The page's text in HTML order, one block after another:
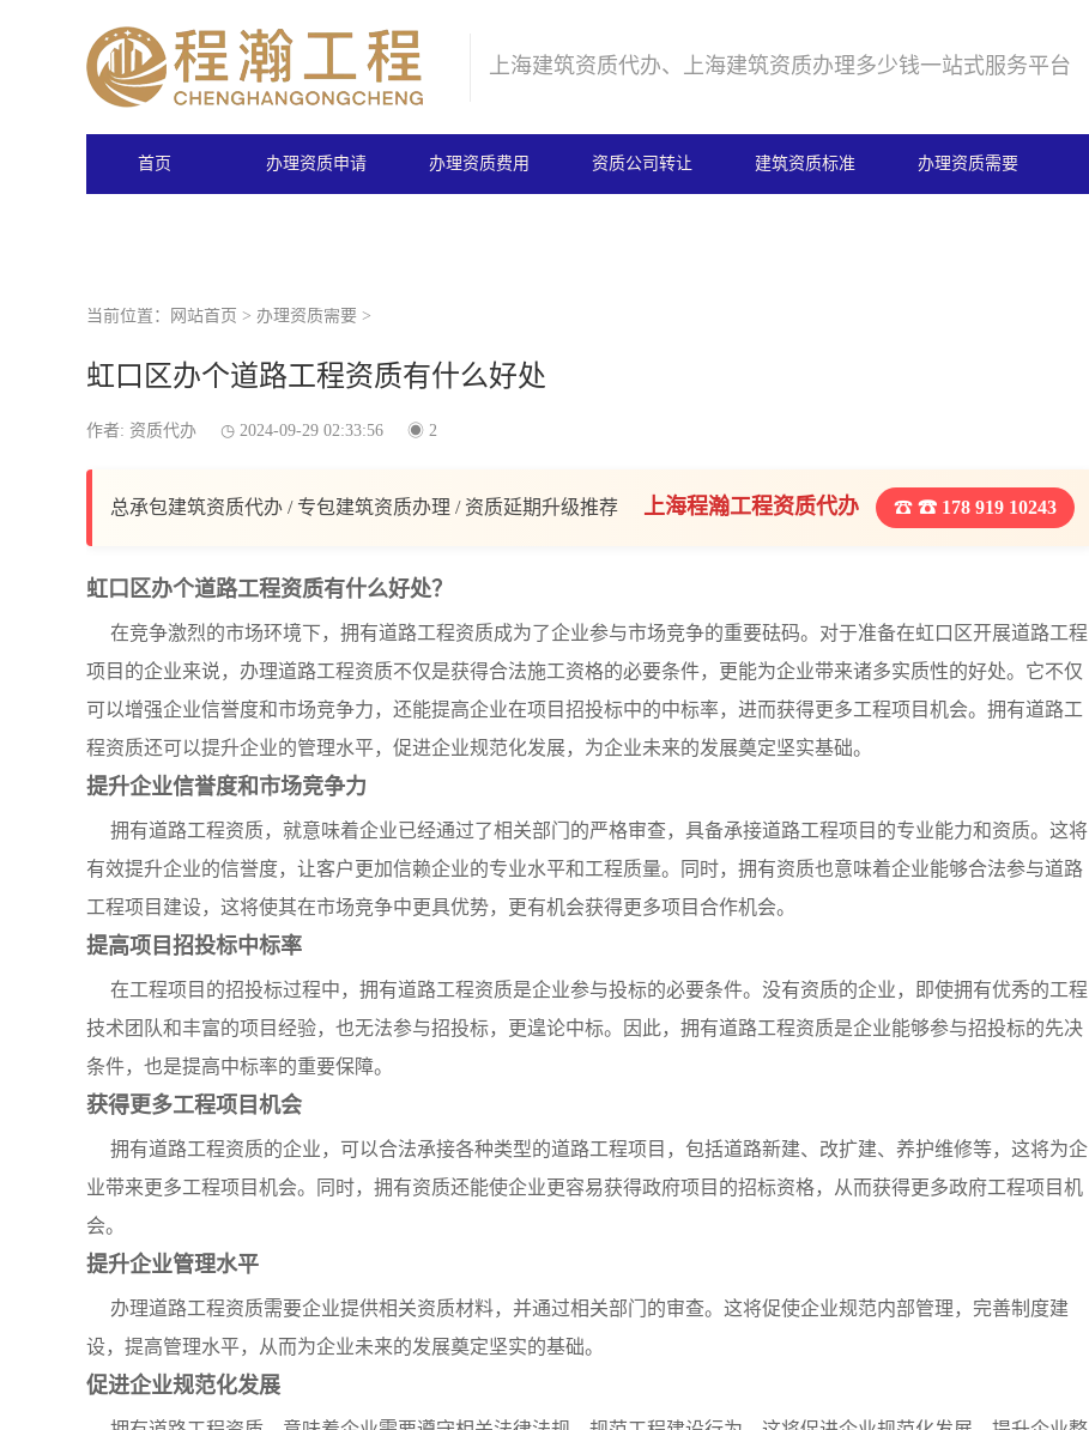
上海建筑资质代办、上海建筑资质办理多少钱一站式服务平台
首页 办理资质申请 办理资质费用 资质公司转让 建筑资质标准 办理资质需要
当前位置： 网站首页 > 办理资质需要 >
虹口区办个道路工程资质有什么好处
作者: 资质代办 2024-09-29 02:33:56 2
总承包建筑资质代办 / 专包建筑资质办理 / 资质延期升级推荐 上海程瀚工程资质代办 ☎ 178 919 10243
虹口区办个道路工程资质有什么好处？
在竞争激烈的市场环境下，拥有道路工程资质成为了企业参与市场竞争的重要砝码。对于准备在虹口区开展道路工程
项目的企业来说，办理道路工程资质不仅是获得合法施工资格的必要条件，更能为企业带来诸多实质性的好处。它不仅
可以增强企业信誉度和市场竞争力，还能提高企业在项目招投标中的中标率，进而获得更多工程项目机会。拥有道路工
程资质还可以提升企业的管理水平，促进企业规范化发展，为企业未来的发展奠定坚实基础。
提升企业信誉度和市场竞争力
拥有道路工程资质，就意味着企业已经通过了相关部门的严格审查，具备承接道路工程项目的专业能力和资质。这将
有效提升企业的信誉度，让客户更加信赖企业的专业水平和工程质量。同时，拥有资质也意味着企业能够合法参与道路
工程项目建设，这将使其在市场竞争中更具优势，更有机会获得更多项目合作机会。
提高项目招投标中标率
在工程项目的招投标过程中，拥有道路工程资质是企业参与投标的必要条件。没有资质的企业，即使拥有优秀的工程
技术团队和丰富的项目经验，也无法参与招投标，更遑论中标。因此，拥有道路工程资质是企业能够参与招投标的先决
条件，也是提高中标率的重要保障。
获得更多工程项目机会
拥有道路工程资质的企业，可以合法承接各种类型的道路工程项目，包括道路新建、改扩建、养护维修等，这将为企
业带来更多工程项目机会。同时，拥有资质还能使企业更容易获得政府项目的招标资格，从而获得更多政府工程项目机
会。
提升企业管理水平
办理道路工程资质需要企业提供相关资质材料，并通过相关部门的审查。这将促使企业规范内部管理，完善制度建
设，提高管理水平，从而为企业未来的发展奠定坚实的基础。
促进企业规范化发展